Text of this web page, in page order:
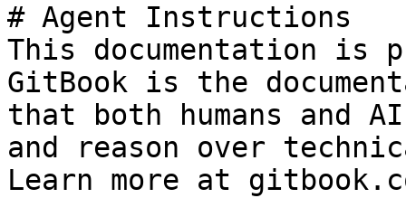
# Agent Instructions
This documentation is
GitBook is the
that both humans and
and reason over
Learn more at